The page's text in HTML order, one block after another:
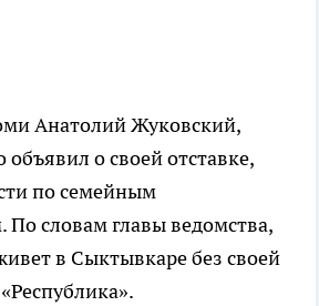
Анатолий Жуковский,
о своей отставке,
по семейным
По словам главы ведомства,
в Сыктывкаре без своей